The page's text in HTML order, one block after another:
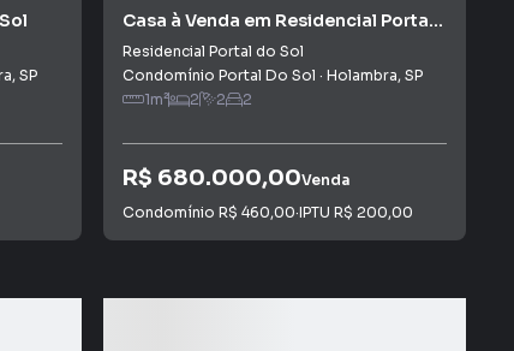
, SP
Casa à Venda em Residencial Portal
do Sol
Residencial Portal do Sol
Condomínio Portal Do Sol · Holambra, SP
1m² 2 2 2
R$ 680.000,00Venda
Condomínio R$ 460,00·IPTU R$ 200,00